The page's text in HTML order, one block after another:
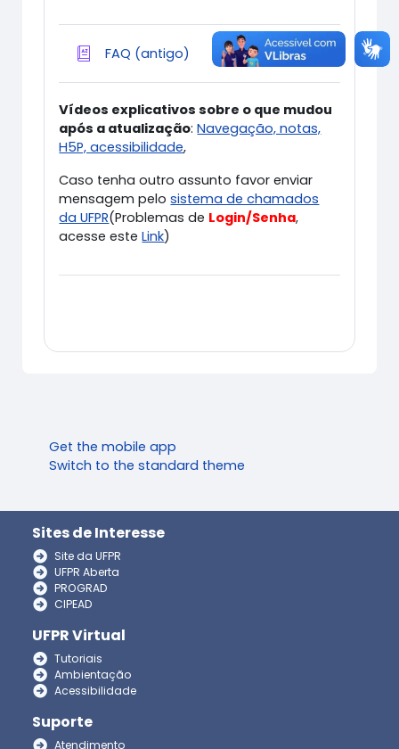
FAQ (antigo) Glossary
Vídeos explicativos sobre o que mudou
após a atualização:Navegação, notas,
H5P, acessibilidade,
Caso tenha outro assunto favor enviar
mensagem pelosistema de chamados
da UFPR(Problemas de Login/Senha,
acesse esteLink)
Get the mobile app
Switch to the standard theme
Sites de Interesse
Site da UFPR
UFPR Aberta
PROGRAD
CIPEAD
UFPR Virtual
Tutoriais
Ambientação
Acessibilidade
Suporte
Atendimento